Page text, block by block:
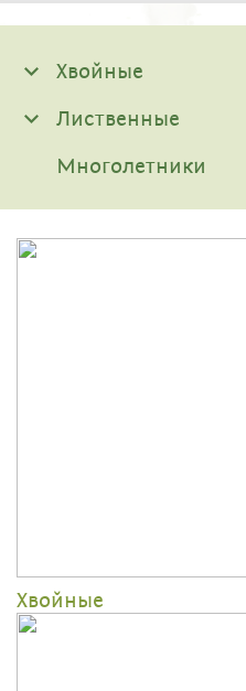
Хвойные
Лиственные
Многолетники
Хвойные